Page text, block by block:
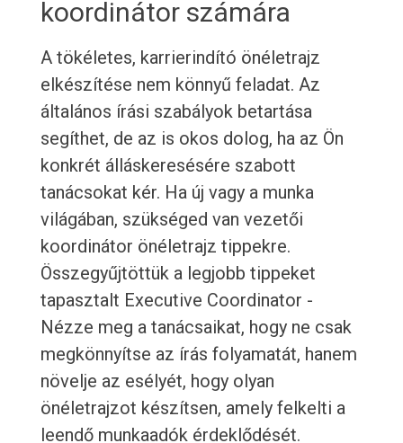
koordinátor számára
A tökéletes, karrierindító önéletrajz
elkészítése nem könnyű feladat. Az
általános írási szabályok betartása
segíthet, de az is okos dolog, ha az Ön
konkrét álláskeresésére szabott
tanácsokat kér. Ha új vagy a munka
világában, szükséged van vezetői
koordinátor önéletrajz tippekre.
Összegyűjtöttük a legjobb tippeket
tapasztalt Executive Coordinator -
Nézze meg a tanácsaikat, hogy ne csak
megkönnyítse az írás folyamatát, hanem
növelje az esélyét, hogy olyan
önéletrajzot készítsen, amely felkelti a
leendő munkaadók érdeklődését.